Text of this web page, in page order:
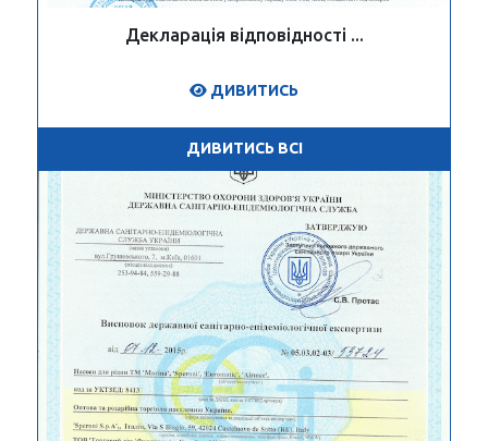
Декларація відповідності ...
ДИВИТИСЬ
ДИВИТИСЬ ВСІ